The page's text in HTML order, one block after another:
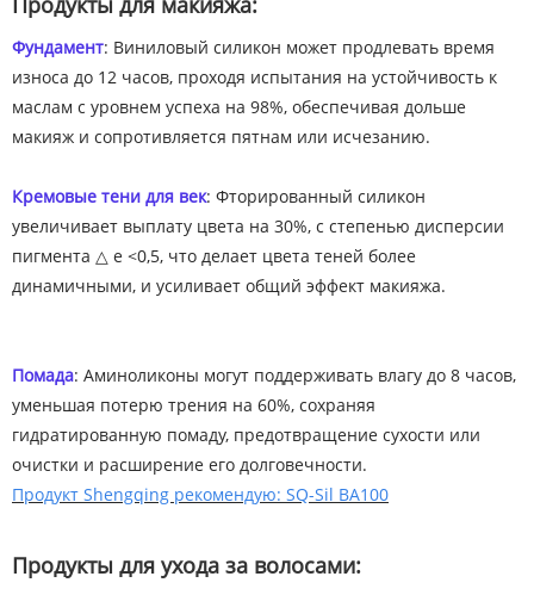
Фундамент: Виниловый силикон может продлевать время
износа до 12 часов, проходя испытания на устойчивость к
маслам с уровнем успеха на 98%, обеспечивая дольше
макияж и сопротивляется пятнам или исчезанию.
Кремовые тени для век: Фторированный силикон
увеличивает выплату цвета на 30%, с степенью дисперсии
пигмента △ e <0,5, что делает цвета теней более
динамичными, и усиливает общий эффект макияжа.
Помада: Аминоликоны могут поддерживать влагу до 8 часов,
уменьшая потерю трения на 60%, сохраняя
гидратированную помаду, предотвращение сухости или
очистки и расширение его долговечности.
Продукт Shengqing рекомендую: SQ-Sil BA100
Продукты для ухода за волосами: